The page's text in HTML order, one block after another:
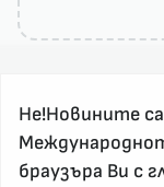
Не!Новините
браузъра Ви с